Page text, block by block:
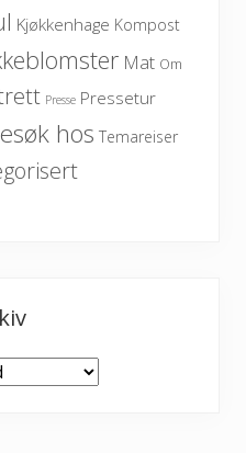
Kjøkkenhage Kompost
Mat Om
Presse Pressetur
hos Temareiser